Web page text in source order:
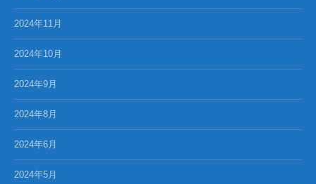
2024年11月
2024年10月
2024年9月
2024年8月
2024年6月
2024年5月